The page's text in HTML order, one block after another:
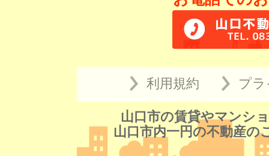
利用規約 プ
山口市の賃貸やマンシ
山口市内一円の不動産の